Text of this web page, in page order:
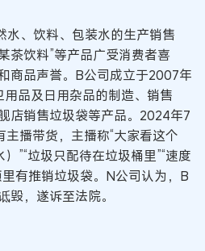
水、饮料、包装水的生产销售
茶饮料”等产品广受消费者喜
商品声誉。B公司成立于2007年
品及日用杂品的制造、销售
店销售垃圾袋等产品。2024年7
播带货，主播称“大家看这个
”“垃圾只配待在垃圾桶里”“速度
有推销垃圾袋。N公司认为，B
毁，遂诉至法院。